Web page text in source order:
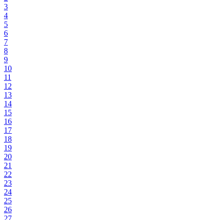
3
4
5
6
7
8
9
10
11
12
13
14
15
16
17
18
19
20
21
22
23
24
25
26